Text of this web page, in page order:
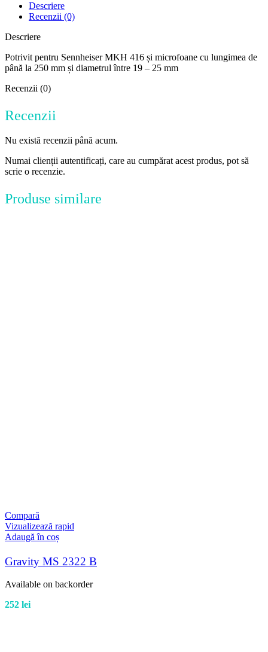
Descriere
Recenzii (0)
Descriere
Potrivit pentru Sennheiser MKH 416 și microfoane cu lungimea de
până la 250 mm și diametrul între 19 – 25 mm
Recenzii (0)
Recenzii
Nu există recenzii până acum.
Numai clienții autentificați, care au cumpărat acest produs, pot să
scrie o recenzie.
Produse similare
Compară
Vizualizează rapid
Adaugă în coș
Gravity MS 2322 B
Available on backorder
252 lei